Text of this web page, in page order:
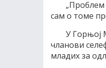
сам о томе
У Горњој
чланови
младих за